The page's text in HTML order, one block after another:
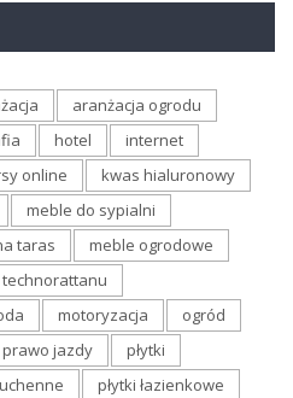
aranżacja ogrodu
hotel
internet
online
kwas hialuronowy
meble do sypialni
taras
meble ogrodowe
motoryzacja
ogród
prawo jazdy
płytki
płytki łazienkowe